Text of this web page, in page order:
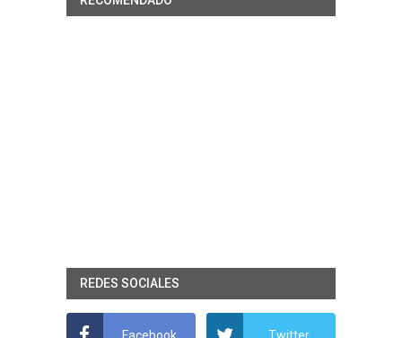
REDES SOCIALES